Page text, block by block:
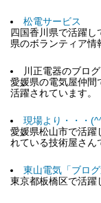
松電サービス
四国香川県で活躍し
県のボランティア情
川正電器のブログ
愛媛県の電気屋仲
活躍されています。
現場より・・・
愛媛県松山市で活
れている技術屋さん
東山電気「ブログ
東京都板橋区で活